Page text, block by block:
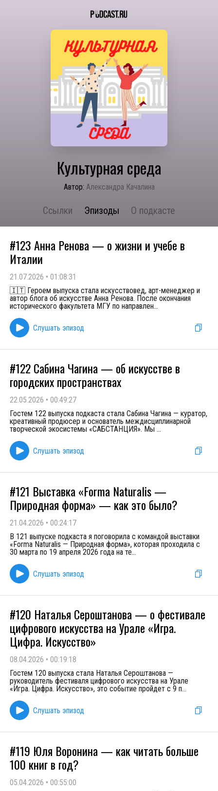
Культурная среда
Автор: Александра Качалина
Ссылки Эпизоды О подкасте
#123 Анна Ренова — о жизни и учебе в
Италии
21.07.2026 • 01:08:31
🇮🇹 Героем выпуска стала искусствовед, арт-менеджер и
автор блога об искусстве Анна Ренова. После окончания
исторического факультета МГУ по направлен...
Слушать эпизод
#122 Сабина Чагина — об искусстве в
городских пространствах
22.05.2026 • 00:49:27
Гостем 122 выпуска подкаста стала Сабина Чагина — куратор,
креативный продюсер и основатель междисциплинарной
творческой экосистемы «САБСТАНЦИЯ». Мы ...
Слушать эпизод
#121 Выставка «Forma Naturalis —
Природная форма» — как это было?
21.04.2026 • 00:24:17
В 121 выпуске подкаста я поговорила с командой выставки
«Forma Naturalis — Природная форма», которая проходила с
30 марта по 19 апреля 2026 года на те...
Слушать эпизод
#120 Наталья Сероштанова — о фестивале
цифрового искусства на Урале «Игра.
Цифра. Искусство»
08.04.2026 • 00:19:18
Гостем 120 выпуска стала Наталья Сероштанова —
руководитель фестиваля цифрового искусства на Урале
«Игра. Цифра. Искусство», это событие пройдет с 9 п...
Слушать эпизод
#119 Юля Воронина — как читать больше
100 книг в год?
05.04.2026 • 00:55:00